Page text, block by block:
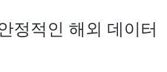
정적인 해외 데이터